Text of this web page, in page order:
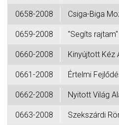
0658-2008 Csiga-Biga
0659-2008 "Segíts
0660-2008 Kinyújtott Kéz
0661-2008 Értelmi
0662-2008 Nyitott Világ
0663-2008 Szekszárdi